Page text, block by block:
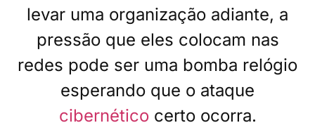
levar uma organização adiante, a
pressão que eles colocam nas
redes pode ser uma bomba relógio
esperando que o ataque
cibernéticocerto ocorra.